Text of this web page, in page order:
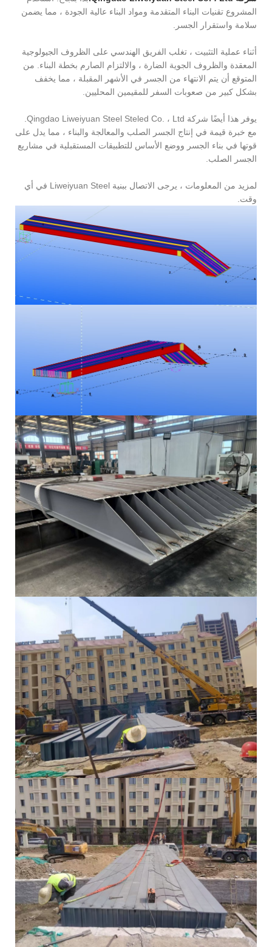
المشروع تقنيات البناء المتقدمة ومواد البناء عالية الجودة ، مما يضمن
سلامة واستقرار الجسر.
أثناء عملية التثبيت ، تغلب الفريق الهندسي على الظروف الجيولوجية
المعقدة والظروف الجوية الضارة ، والالتزام الصارم بخطة البناء. من
المتوقع أن يتم الانتهاء من الجسر في الأشهر المقبلة ، مما يخفف
بشكل كبير من صعوبات السفر للمقيمين المحليين.
يوفر هذا أيضًا شركة Qingdao Liweiyuan Steel Steled Co. ، Ltd.
مع خبرة قيمة في إنتاج الجسر الصلب والمعالجة والبناء ، مما يدل على
قوتها في بناء الجسر ووضع الأساس للتطبيقات المستقبلية في مشاريع
الجسر الصلب.
لمزيد من المعلومات ، يرجى الاتصال ببنية Liweiyuan Steel في أي
وقت.